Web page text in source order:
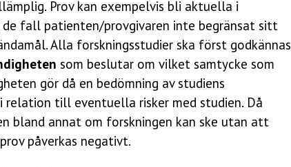
Prov kan exempelvis bli aktuella i
de fall patienten/provgivaren inte begränsat sitt
Alla forskningsstudier ska först godkännas
som beslutar om vilket samtycke som
gör då en bedömning av studiens
relation till eventuella risker med studien. Då
bland annat om forskningen kan ske utan att
påverkas negativt.